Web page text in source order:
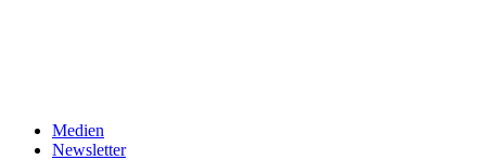
Medien
Newsletter